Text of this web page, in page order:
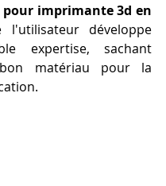
imprimante 3d en
l'utilisateur développe
expertise, sachant
matériau pour la